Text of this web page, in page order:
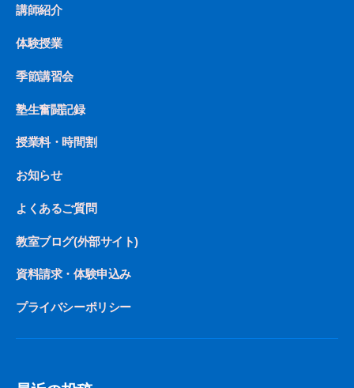
講師紹介
体験授業
季節講習会
塾生奮闘記録
授業料・時間割
お知らせ
よくあるご質問
教室ブログ(外部サイト)
資料請求・体験申込み
プライバシーポリシー